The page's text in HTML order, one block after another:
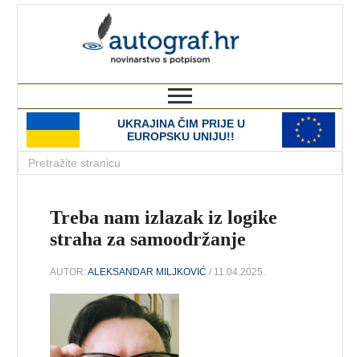
UKRAJINA ČIM PRIJE U
EUROPSKU UNIJU!!
Treba nam izlazak iz logike
straha za samoodržanje
AUTOR:ALEKSANDAR MILJKOVIĆ / 11.04.2025.